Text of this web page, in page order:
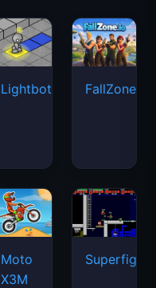
Lightbot FallZone.io
Moto
X3M